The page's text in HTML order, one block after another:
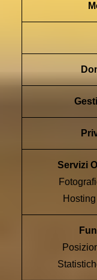
Servizi